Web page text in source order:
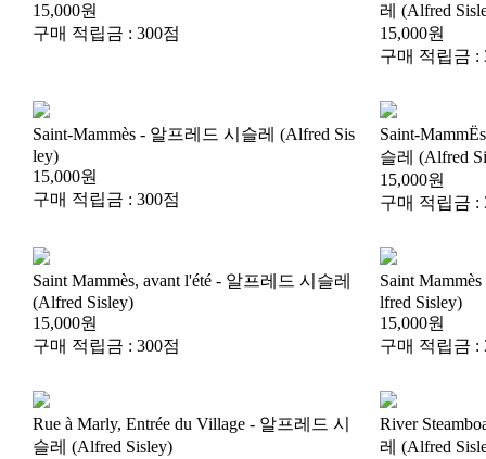
15,000원
구매 적립금 : 300점
레 (Alfred
15,000원
구매 적립금 :
ley)
15,000원
구매 적립금 : 300점
슬레 (Alfred
15,000원
구매 적립금 :
(Alfred Sisley)
15,000원
구매 적립금 : 300점
lfred Sisley)
15,000원
구매 적립금 :
슬레 (Alfred Sisley)
레 (Alfred